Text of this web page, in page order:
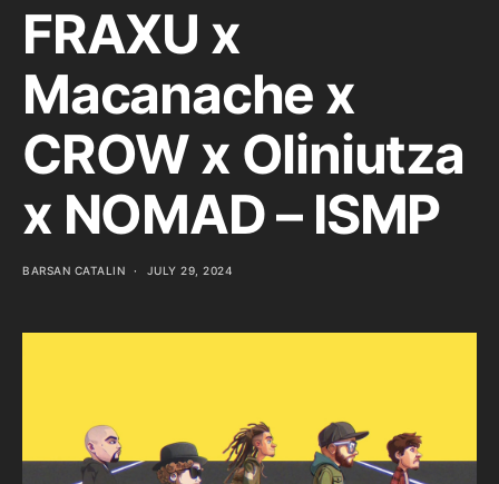
FRAXU x
Macanache x
CROW x Oliniutza
x NOMAD – ISMP
BARSAN CATALIN JULY 29, 2024